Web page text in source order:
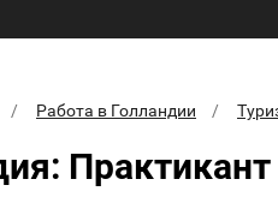
Работа в Голландии